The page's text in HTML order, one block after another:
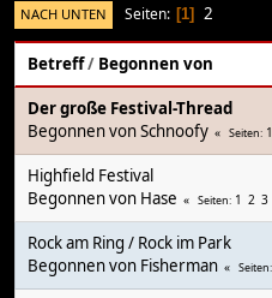
NACH UNTEN Seiten 1 2
Betreff/ Begonnen von
Der große Festival-Thread
Begonnen vonSchnoofy Seiten 1
Highfield Festival
Begonnen von Hase Seiten 1 2 3
Rock am Ring / Rock im Park
Begonnen von Fisherman Seiten